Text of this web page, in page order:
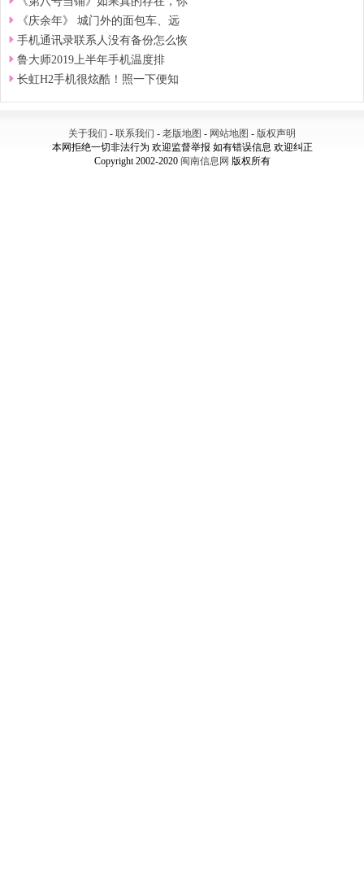
《庆余年》 城门外的面包车、远
手机通讯录联系人没有备份怎么恢
鲁大师2019上半年手机温度排
长虹H2手机很炫酷！照一下便知
关于我们 - 联系我们 - 老版地图 - 网站地图 - 版权声明
本网拒绝一切非法行为 欢迎监督举报 如有错误信息 欢迎纠正
Copyright 2002-2020 闽南信息网 版权所有